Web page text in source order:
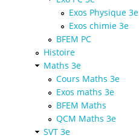
Exos Physique 3e
Exos chimie 3e
BFEM PC
Histoire
Maths 3e
Cours Maths 3e
Exos maths 3e
BFEM Maths
QCM Maths 3e
SVT 3e